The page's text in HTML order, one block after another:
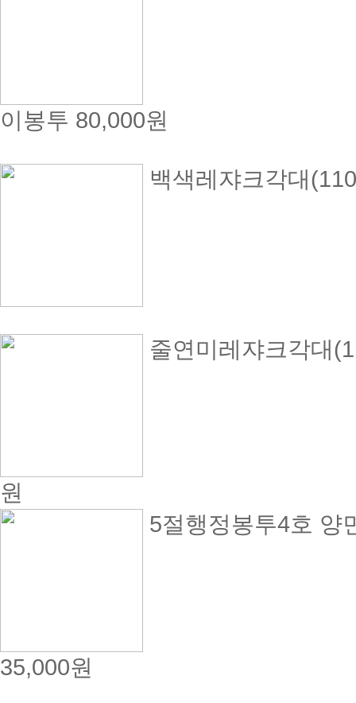
이봉투 80,000원
백색레쟈크각대
줄연미레쟈크각대
원
5절행정봉투4호 양
35,000원